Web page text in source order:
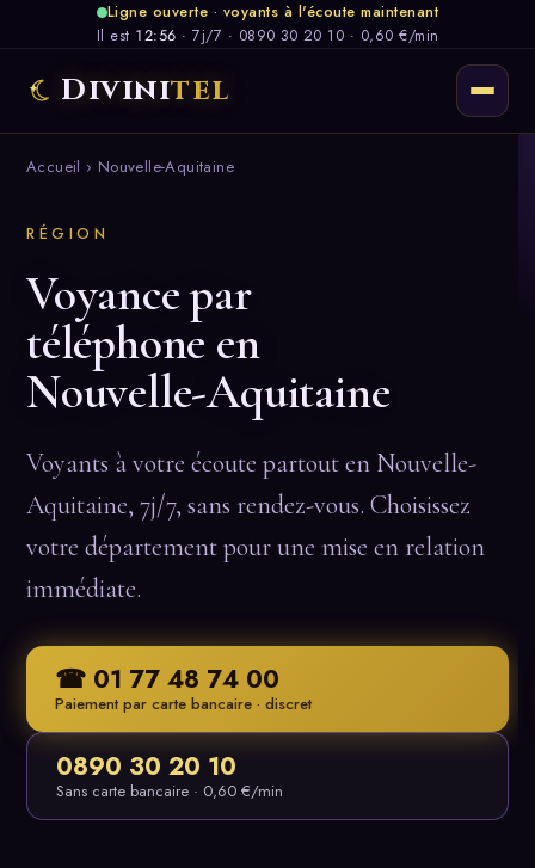
Ligne ouverte · voyants à l'écoute maintenant
Il est 12:56 · 7j/7 · 0890 30 20 10 · 0,60 €/min
Divinitel
Accueil › Nouvelle-Aquitaine
RÉGION
Voyance par
téléphone en
Nouvelle-Aquitaine
Voyants à votre écoute partout en Nouvelle-
Aquitaine, 7j/7, sans rendez-vous. Choisissez
votre département pour une mise en relation
immédiate.
☎ 01 77 48 74 00
Paiement par carte bancaire · discret
0890 30 20 10
Sans carte bancaire · 0,60 €/min